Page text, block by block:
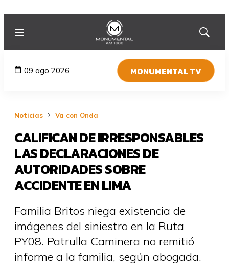
Menú
Mostrar
09 ago 2026 MONUMENTAL TV
Noticias Va con Onda
CALIFICAN DE IRRESPONSABLES
LAS DECLARACIONES DE
AUTORIDADES SOBRE
ACCIDENTE EN LIMA
Familia Britos niega existencia de
imágenes del siniestro en la Ruta
PY08. Patrulla Caminera no remitió
informe a la familia, según abogada.